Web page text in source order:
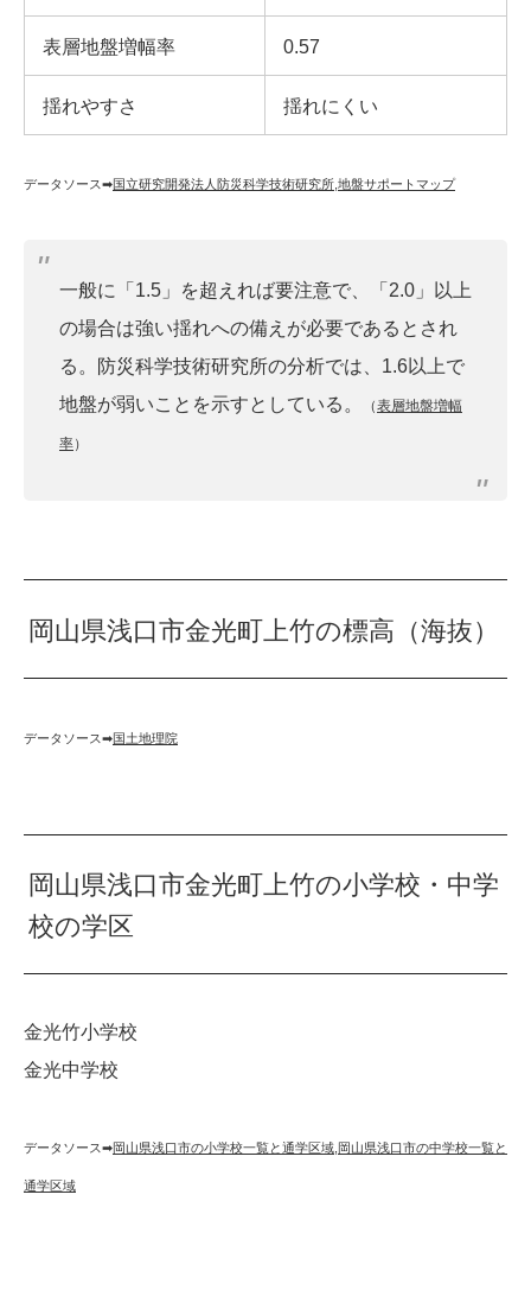
表層地盤増幅率 0.57
揺れやすさ 揺れにくい
データソース➡︎国立研究開発法人防災科学技術研究所 地盤サポートマップ
一般に「1.5」を超えれば要注意で、「2.0」以上
の場合は強い揺れへの備えが必要であるとされ
る。防災科学技術研究所の分析では、1.6以上で
地盤が弱いことを示すとしている。
（表層地盤増幅
率）
岡山県浅口市金光町上竹の標高（海抜）
データソース➡︎国土地理院
岡山県浅口市金光町上竹の小学校・中学
校の学区
金光竹小学校
金光中学校
データソース➡︎岡山県浅口市の小学校一覧と通学区域 岡山県浅口市の中学校一覧と
通学区域